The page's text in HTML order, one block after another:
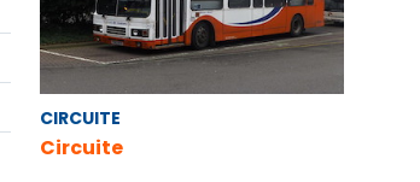
CIRCUITE
Circuite